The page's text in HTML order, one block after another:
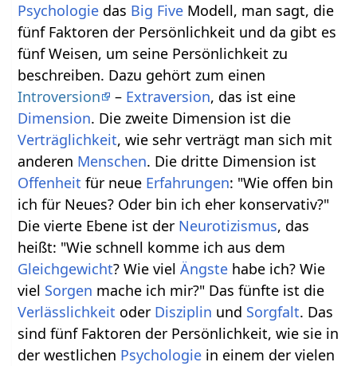
Psychologie das Big Five Modell, man sagt, die
fünf Faktoren der Persönlichkeit und da gibt es
fünf Weisen, um seine Persönlichkeit zu
beschreiben. Dazu gehört zum einen
Introversion
– Extraversion, das ist eine
Dimension. Die zweite Dimension ist die
Verträglichkeit, wie sehr verträgt man sich mit
anderen Menschen. Die dritte Dimension ist
Offenheit für neue Erfahrungen: "Wie offen bin
ich für Neues? Oder bin ich eher konservativ?"
Die vierte Ebene ist der Neurotizismus, das
heißt: "Wie schnell komme ich aus dem
Gleichgewicht? Wie vielÄngste habe ich? Wie
viel Sorgen mache ich mir?" Das fünfte ist die
Verlässlichkeit oder Disziplin und Sorgfalt. Das
sind fünf Faktoren der Persönlichkeit, wie sie in
der westlichen Psychologie in einem der vielen